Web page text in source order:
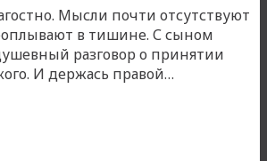
Мысли почти отсутствуют
в тишине. С сыном
разговор о принятии
И держась правой…